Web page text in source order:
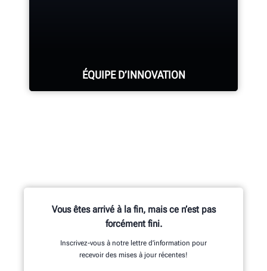
ÉQUIPE D’INNOVATION
et développement composée
d’ingénieurs en mécanique, en
électricité et en logiciels.
Vous êtes arrivé à la fin, mais ce n’est pas
forcément fini.
Inscrivez-vous à notre lettre d’information pour
recevoir des mises à jour récentes!